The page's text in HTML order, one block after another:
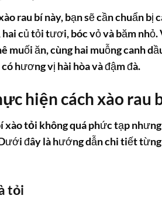
rau bínày, bạn sẽ cần chuẩn bị
hai củ tỏi tươi, bóc vỏ và băm
muối ăn, cùng hai muỗng canh
hương vị hài hòa và đậm đà.
hiện cách xào rau
xào tỏi không quá phức tạp
đây là hướng dẫn chi tiết
tỏi